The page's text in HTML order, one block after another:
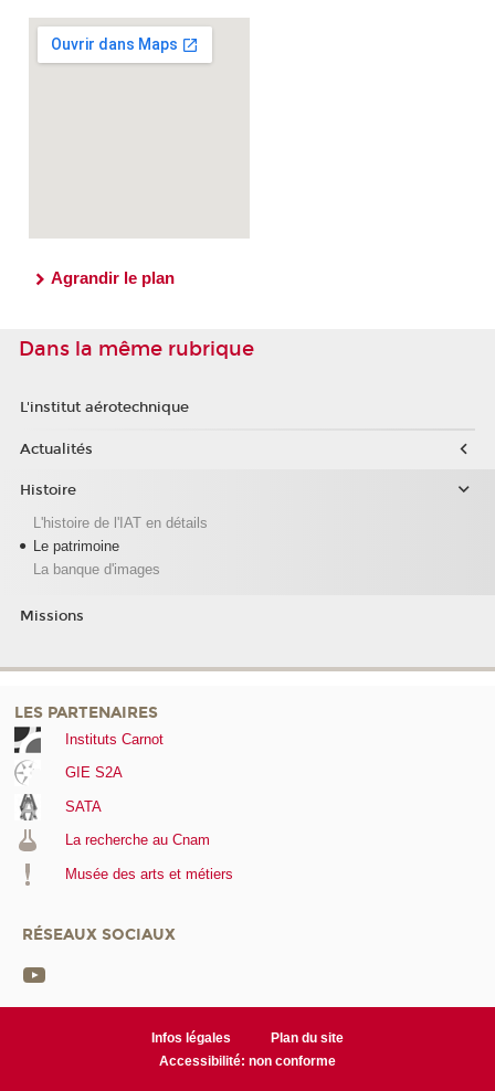
Agrandir le plan
Dans la même rubrique
L'institut aérotechnique
Actualités
Histoire
L'histoire de l'IAT en détails
Le patrimoine
La banque d'images
Missions
LES PARTENAIRES
Instituts Carnot
GIE S2A
SATA
La recherche au Cnam
Musée des arts et métiers
RÉSEAUX SOCIAUX
Infos légales
Plan du site
Accessibilité: non conforme